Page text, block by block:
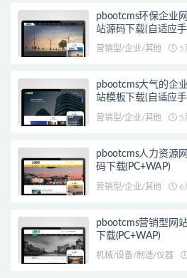
pbootcms环保企业
站源码下载(自适应
营销型/企业/其他 5
pbootcms大气的企
站模板下载(自适应
营销型/企业/其他 5
pbootcms人力资源
码下载(PC+WAP)
营销型/企业/其他 6
pbootcms营销型网
下载(PC+WAP)
机械/设备/制造/仪器